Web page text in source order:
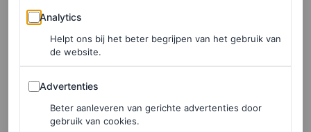
generatie nepo-modellen
werk voor Dior – ook de Calvin Klein lente/zomer 2026-
en herfst/winter 2026-shows gelopen, en stond ze in
Analytics
Analytics
Helpt ons bij het beter begrijpen van het gebruik van
de website.
Advertenties
Advertenties
Beter aanleveren van gerichte advertenties door
gebruik van cookies.